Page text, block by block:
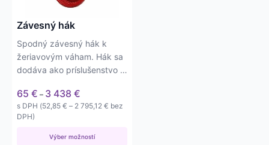
Závesný hák
Spodný závesný hák k
žeriavovým váham. Hák sa
dodáva ako príslušenstvo k
65 € – 3 438 €
range:
65 €
3 438 €
s DPH (52,85 € – 2 795,12 € Price
bez
DPH)
Výber možností
môžete
na
stránke
produktu.